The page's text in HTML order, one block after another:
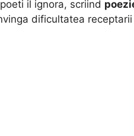
il ignora, scriind
dificultatea receptarii